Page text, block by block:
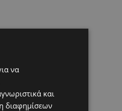
να
και
διαφημίσεων